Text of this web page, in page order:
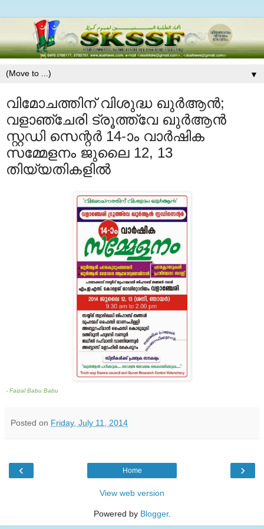
▼
വിമോചത്തിന് വിശുദ്ധ ഖുര്‍ആന്‍;
വളാഞ്ചേരി ട്രൂത്ത്‍വേ ഖുര്‍ആന്‍
സ്റ്റഡി സെന്റര്‍ 14-ാം വാര്‍ഷിക
സമ്മേളനം ജുലൈ 12, 13
തിയ്യതികളില്‍
- Faizal Babu Babu
Posted on Friday, July 11, 2014
‹ ›
Home
View web version
Powered by Blogger.